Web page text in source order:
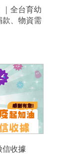
｜全台育幼
款、物資需
信收據